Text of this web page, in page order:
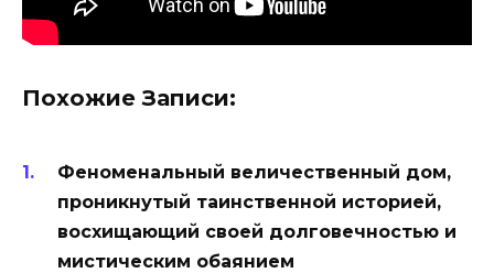
Похожие Записи:
Феноменальный величественный дом,
проникнутый таинственной историей,
восхищающий своей долговечностью и
мистическим обаянием